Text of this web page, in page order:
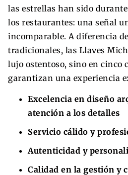
las estrellas han sido
los restaurantes: una señal
incomparable. A diferencia
tradicionales, las Llaves
lujo ostentoso, sino en cinco
garantizan una experiencia
Excelencia en diseño
atención a los detalles
Servicio cálido y
Autenticidad y
Calidad en la gestión y